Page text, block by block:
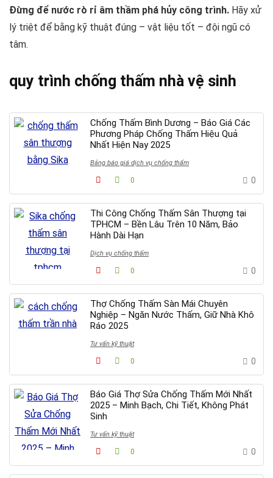
Đừng để nước rò rỉ âm thầm phá hủy công trình. Hãy xử
lý triệt để bằng kỹ thuật đúng – vật liệu tốt – đội ngũ có
tâm.
quy trình chống thấm nhà vệ sinh
Chống Thấm Bình Dương – Báo Giá Các
Phương Pháp Chống Thấm Hiệu Quả
Nhất Hiện Nay 2025
Bảng báo giá dịch vụ chống thấm
0 0
Thi Công Chống Thấm Sân Thượng tại
TPHCM – Bền Lâu Trên 10 Năm, Bảo
Hành Dài Hạn
Dịch vụ chống thấm
0 0
Thợ Chống Thấm Sàn Mái Chuyên
Nghiệp – Ngăn Nước Thấm, Giữ Nhà Khô
Ráo 2025
Tư vấn kỹ thuật
0 0
Báo Giá Thợ Sửa Chống Thấm Mới Nhất
2025 – Minh Bạch, Chi Tiết, Không Phát
Sinh
Tư vấn kỹ thuật
0 0